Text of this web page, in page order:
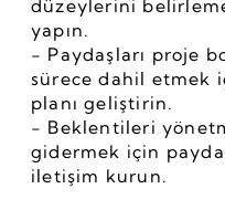
düzeylerini
yapın.
- Paydaşları proje
sürece dahil etmek
planı geliştirin.
- Beklentileri
gidermek için
iletişim kurun.